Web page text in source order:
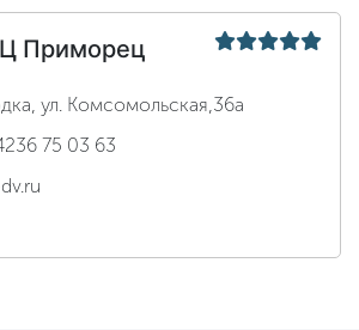
Приморец
ул. Комсомольская,36а
75 03 63